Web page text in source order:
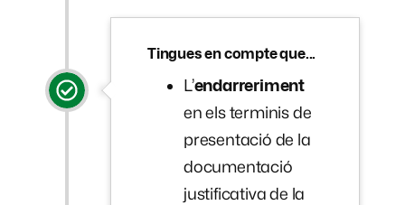
Tingues en compte que...
L’endarreriment
en els terminis de
presentació de la
documentació
justificativa de la